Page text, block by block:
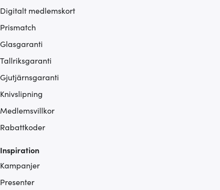
Digitalt medlemskort
Prismatch
Glasgaranti
Tallriksgaranti
Gjutjärnsgaranti
Knivslipning
Medlemsvillkor
Rabattkoder
Inspiration
Kampanjer
Presenter